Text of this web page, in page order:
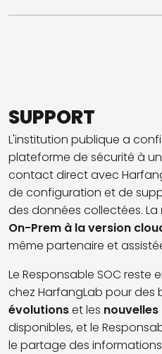
SUPPORT
L'institution publique a
plateforme de sécurité à un
contact direct avec
de configuration et de
des données collectées. La
On-Prem à la version
même partenaire et
Le Responsable SOC reste
chez HarfangLab pour des
évolutionset les
disponibles, et le
le partage des